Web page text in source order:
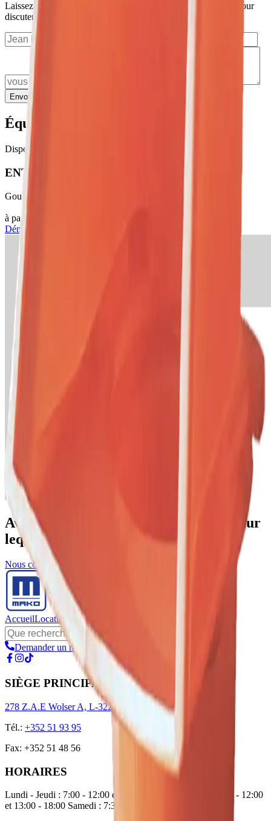
Laissez-nous une demande et notre manager vous rappellera pour
discuter du prix, de la disponibilité et de la livraison
Envoyer la demande
Équipements similaires
Disponible
ENTONOIR
Goulottes à gravats
à partir de €2/jour
Démolition et terrassement
Avez-vous un projet de construction pour
lequel nous pouvons vous aider ?
Nous contacter
AccueilLocation Fournisseurs
Demander un rappel
SIÈGE PRINCIPAL
278 Z.A.E Wolser A, L-3225 Bettembourg
Tél.: +352 51 93 95
Fax: +352 51 48 56
HORAIRES
Lundi - Jeudi : 7:00 - 12:00 et 13:00 - 17:00 Vendredi : 7:00 - 12:00
et 13:00 - 18:00 Samedi : 7:30 - 12:00 Dimanche : fermé